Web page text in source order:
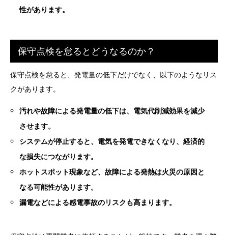
性があります。
保守点検を怠るとどうなるのか？
保守点検を怠ると、発電量の低下だけでなく、以下のようなリス
クがあります。
汚れや故障による発電量の低下は、電気代削減効果を減少
させます。
システムが停止すると、電気を発電できなくなり、経済的
な損失につながります。
ホットスポット現象など、故障による発熱は火災の原因と
なる可能性があります。
漏電などによる感電事故のリスクも高まります。